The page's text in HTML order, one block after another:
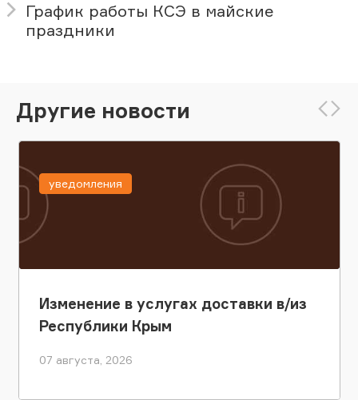
График работы КСЭ в майские
праздники
Другие новости
Изменение в услугах доставки в/из
Республики Крым
07 августа, 2026
уведомления